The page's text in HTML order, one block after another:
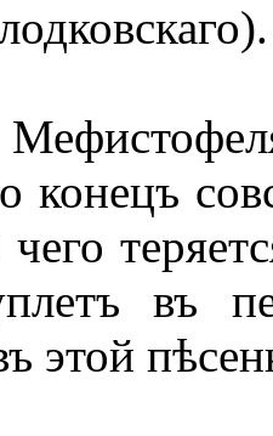
конецъ
чего
въ
этой